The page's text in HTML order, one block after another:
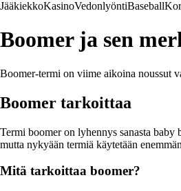
JääkiekkoKasinoVedonlyöntiBaseball
Boomer ja sen
Boomer-termi on viime aikoina noussut
Boomer tarkoittaa
Termi boomer on lyhennys sanasta
mutta nykyään termiä käytetään
Mitä tarkoittaa boomer?